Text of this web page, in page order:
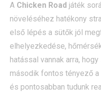
A Chicken Road játék
növeléséhez hatékony
első lépés a sütők jól
elhelyezkedése,
hatással vannak arra,
második fontos tényező
és pontosabban tudunk